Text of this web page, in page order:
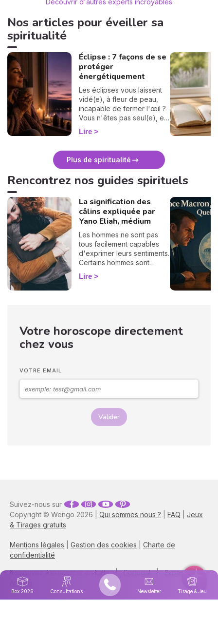
Nos articles pour éveiller sa
spiritualité
Éclipse : 7 façons de se
protéger
énergétiquement
Les éclipses vous laissent
vidé(e), à fleur de peau,
incapable de fermer l'œil ?
Vous n'êtes pas seul(e), et
surtout : ça se traverse en
douceur. Voici 7 gestes
vous protéger
énergétiquement et
intérieur. 🛡️🌒
Lire
Plus de spiritualité
Rencontrez nos guides spirituels
La signification des
câlins expliquée par
Yano Eliah, médium
Les hommes ne sont pas
tous facilement capables
d'exprimer leurs sentiments.
Certains hommes sont
habitués à contrôler leurs
sentiments, par conséquent
langage corporel, vous
pouvez déchiffrer ses
Lire
Votre horoscope directement
chez vous
VOTRE EMAIL
Valider
Box 2026 Consultations Newsletter Tirage & Jeu
Copyright © Wengo 2026 | Qui sommes nous ? FAQ
Jeux
& Tirages gratuits
Mentions légales Gestion des cookies
Charte de
confidentialité
Suivez-nous sur
Retrouvez Astrocenter enItalie|Portugal|Espagne|
Anglais